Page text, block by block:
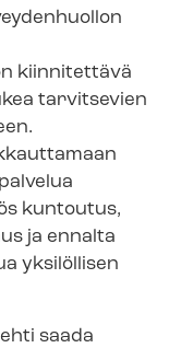
kiinnitettävä
tarvitsevien
kuntoutus,
ja ennalta
yksilöllisen
saada